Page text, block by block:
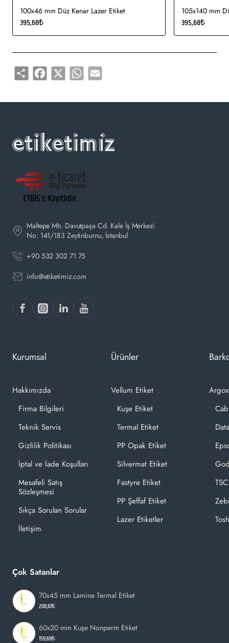
100x46 mm Düz Kenar Lazer Etiket
395,68₺
105x140 mm
395,68₺
Share Facebook
X WhatsApp
Email
Maltepe Mh. Davutpaşa Cd. Kale İş Merkezi
No: 141/183 Zeytinburnu, İstanbul
+90 532 302 71 75
info@etiketimiz.com
Kurumsal
Hakkımızda
Firma Bilgileri
Teknik Servis
Gizlilik Politikası
İptal ve İade Koşulları
Mesafeli Satış
Sözleşmesi
Sıkça Sorulan Sorular
İletişim
Ürünler
Vellum Etiket
Kuşe Etiket
Termal Etiket
PP Opak Etiket
Silvermat Etiket
Fastyre Etiket
PP Şeffaf Etiket
Lazer Etiketler
Çok Satanlar
70x45 mm Lamine Termal Etiket
200,61₺
60x20 mm Kuşe Nonperm Etiket
159,69₺